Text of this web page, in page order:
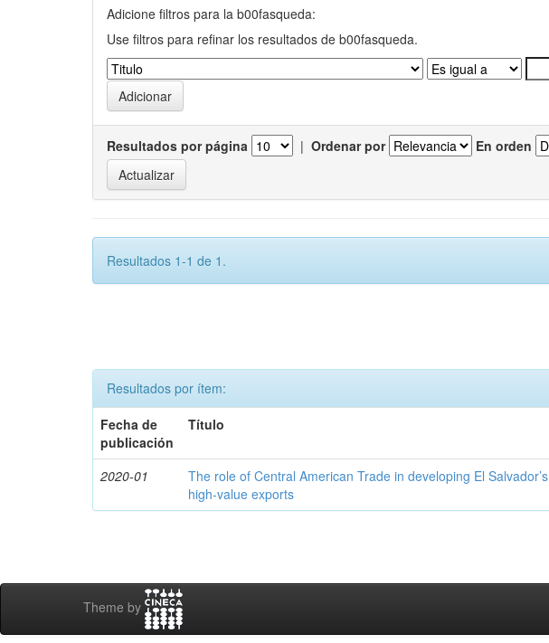
Adicione filtros para la b00fasqueda:
Use filtros para refinar los resultados de b00fasqueda.
Resultados por página | Ordenar por En orden
Resultados 1-1 de 1.
Resultados por ítem:
Fecha de
publicación
Título
2020-01
The role of Central American Trade in developing El Salvador’s
high-value exports
Theme by